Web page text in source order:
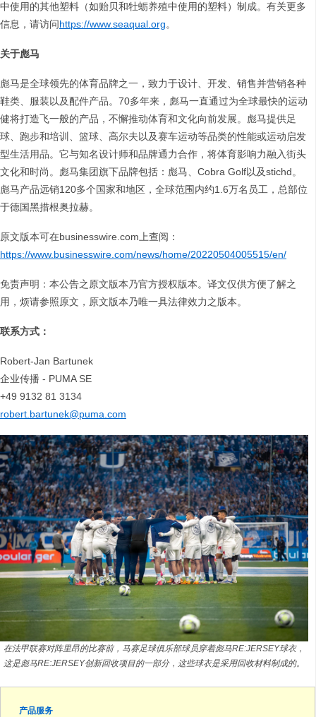
中使用的其他塑料（如贻贝和牡蛎养殖中使用的塑料）制成。有关更多
信息，请访问https://www.seaqual.org。
关于彪马
彪马是全球领先的体育品牌之一，致力于设计、开发、销售并营销各种
鞋类、服装以及配件产品。70多年来，彪马一直通过为全球最快的运动
健将打造飞一般的产品，不懈推动体育和文化向前发展。彪马提供足
球、跑步和培训、篮球、高尔夫以及赛车运动等品类的性能或运动启发
型生活用品。它与知名设计师和品牌通力合作，将体育影响力融入街头
文化和时尚。彪马集团旗下品牌包括：彪马、Cobra Golf以及stichd。
彪马产品远销120多个国家和地区，全球范围内约1.6万名员工，总部位
于德国黑措根奥拉赫。
原文版本可在businesswire.com上查阅：
https://www.businesswire.com/news/home/20220504005515/en/
免责声明：本公告之原文版本乃官方授权版本。译文仅供方便了解之
用，烦请参照原文，原文版本乃唯一具法律效力之版本。
联系方式：
Robert-Jan Bartunek
企业传播 - PUMA SE
+49 9132 81 3134
robert.bartunek@puma.com
在法甲联赛对阵里昂的比赛前，马赛足球俱乐部球员穿着彪马RE:JERSEY球衣，
这是彪马RE:JERSEY创新回收项目的一部分，这些球衣是采用回收材料制成的。
产品服务